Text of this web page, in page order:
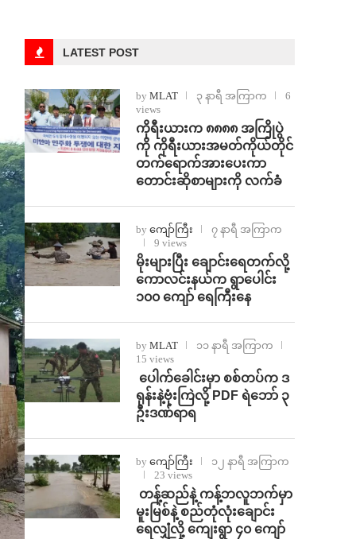
LATEST POST
by MLAT ၃ နာရီ အကြာက
6
views
ကိုရီးယားက ၈၈၈၈ အကြိုပွဲ
ကို ကိုရီးယားအမတ်ကိုယ်တိုင်
တက်ရောက်အားပေးကာ
တောင်းဆိုစာများကို လက်ခံ
by ကျော်ကြီး
၇ နာရီ အကြာက
9 views
⁨မိုးများပြီး ချောင်းရေတက်လို့
ကောလင်းနယ်က ရွာပေါင်း
၁၀၀ ကျော် ရေကြီးနေ
by MLAT
၁၁ နာရီ အကြာက
15 views
⁩ ⁨ပေါက်ခေါင်းမှာ စစ်တပ်က ဒ
ရုန်းနဲ့ဗုံးကြဲလို့ PDF ရဲဘော် ၃
ဦးဒဏ်ရာရ
by ကျော်ကြီး
၁၂ နာရီ အကြာက
23 views
⁩ ⁨တန့်ဆည်နဲ့ ကန့်ဘလူဘက်မှာ
မူးမြစ်နဲ့ စည်တုံလုံးချောင်း
ရေလျှံလို့ ကျေးရွာ ၄၀ ကျော်